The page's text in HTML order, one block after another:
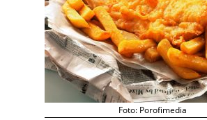
Foto: Porofimedia